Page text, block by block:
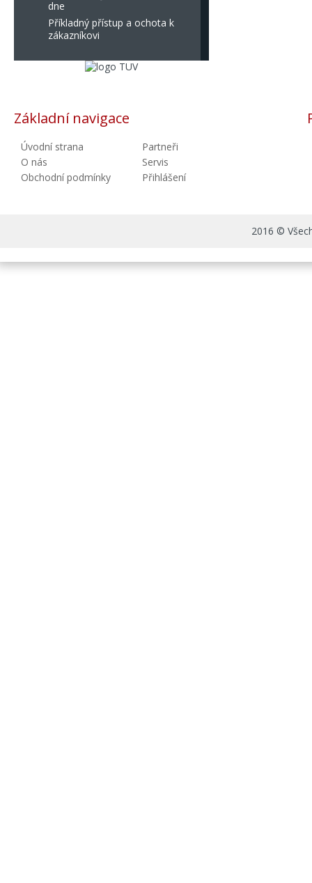
dne
Příkladný přístup a ochota k
zákazníkovi
Základní navigace
Úvodní strana
O nás
Obchodní podmínky
Partneři
Servis
Přihlášení
2016 ©